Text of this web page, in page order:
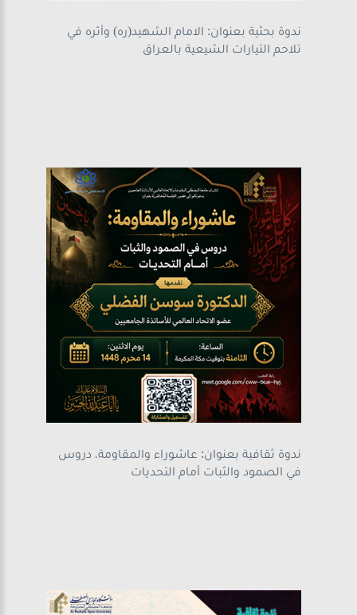
ندوة بحثية بعنوان: الامام الشهيد(ره) وأثره في
تلاحم التيارات الشيعية بالعراق
ندوة ثقافية بعنوان: عاشوراء والمقاومة، دروس
في الصمود والثبات أمام التحديات